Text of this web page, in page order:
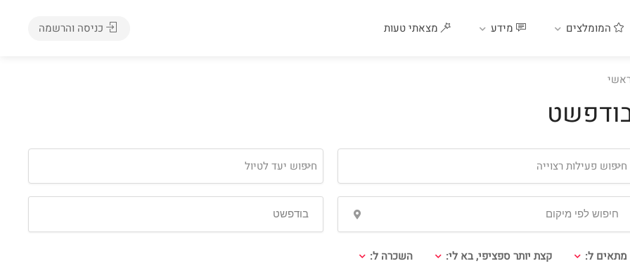
המומלצים מידע מצאתי טעות כניסה והרשמה
חיפוש יעד לטיול חיפוש פעילות רצוייה
מתאים ל: קצת יותר ספציפי, בא לי: השכרה ל: